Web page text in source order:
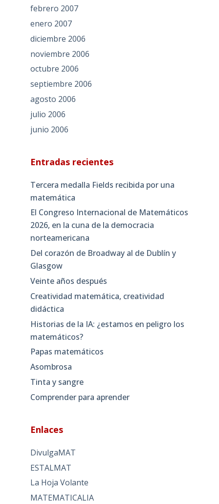
febrero 2007
enero 2007
diciembre 2006
noviembre 2006
octubre 2006
septiembre 2006
agosto 2006
julio 2006
junio 2006
Entradas recientes
Tercera medalla Fields recibida por una
matemática
El Congreso Internacional de Matemáticos
2026, en la cuna de la democracia
norteamericana
Del corazón de Broadway al de Dublín y
Glasgow
Veinte años después
Creatividad matemática, creatividad
didáctica
Historias de la IA: ¿estamos en peligro los
matemáticos?
Papas matemáticos
Asombrosa
Tinta y sangre
Comprender para aprender
Enlaces
DivulgaMAT
ESTALMAT
La Hoja Volante
MATEMATICALIA